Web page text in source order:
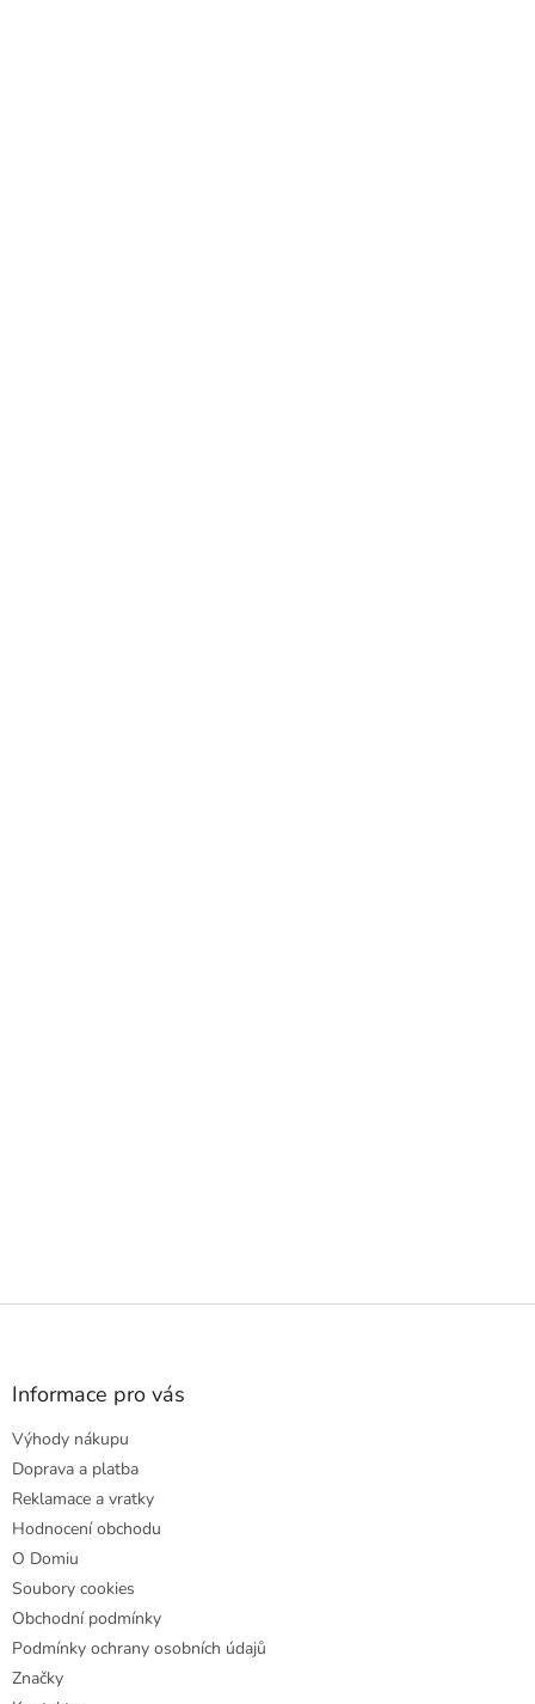
Z
Informace pro vás
Výhody nákupu
Doprava a platba
Reklamace a vratky
Hodnocení obchodu
O Domiu
Soubory cookies
Obchodní podmínky
Podmínky ochrany osobních údajů
Značky